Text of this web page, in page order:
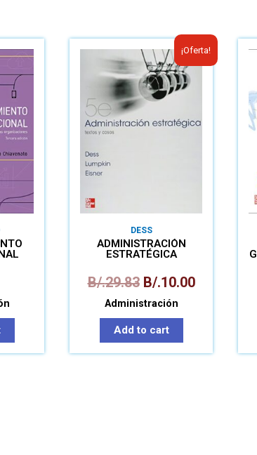
¡Oferta!
DESS
ADMINISTRACIÓN
ESTRATÉGICA
B/.29.83 B/.10.00
Administración
Add to cart